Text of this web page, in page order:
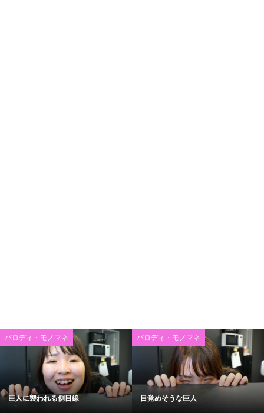
パロディ・モノマネ
巨人に襲われる側目線
パロディ・モノマネ
目覚めそうな巨人